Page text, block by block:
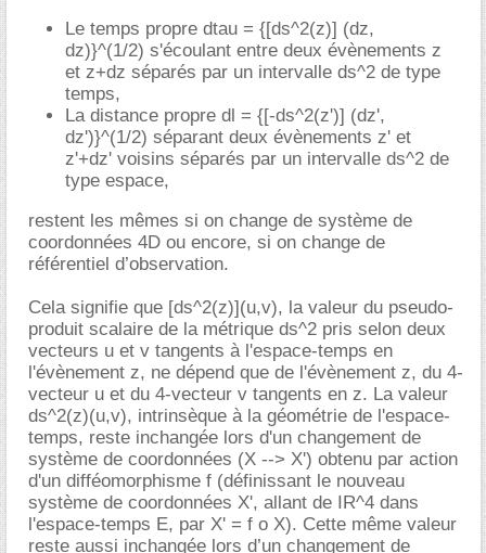
Le temps propre dtau = {[ds^2(z)] (dz,
dz)}^(1/2) s'écoulant entre deux évènements z
et z+dz séparés par un intervalle ds^2 de type
temps,
La distance propre dl = {[-ds^2(z')] (dz',
dz')}^(1/2) séparant deux évènements z' et
z'+dz' voisins séparés par un intervalle ds^2 de
type espace,
restent les mêmes si on change de système de
coordonnées 4D ou encore, si on change de
référentiel d’observation.
Cela signifie que [ds^2(z)](u,v), la valeur du pseudo-
produit scalaire de la métrique ds^2 pris selon deux
vecteurs u et v tangents à l'espace-temps en
l'évènement z, ne dépend que de l'évènement z, du 4-
vecteur u et du 4-vecteur v tangents en z. La valeur
ds^2(z)(u,v), intrinsèque à la géométrie de l'espace-
temps, reste inchangée lors d'un changement de
système de coordonnées (X --> X') obtenu par action
d'un difféomorphisme f (définissant le nouveau
système de coordonnées X', allant de IR^4 dans
l'espace-temps E, par X' = f o X). Cette même valeur
reste aussi inchangée lors d’un changement de